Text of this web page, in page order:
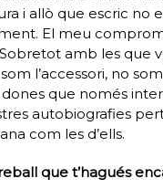
i allò que escric no
El meu
amb les que
l’accessori, no
que només
autobiografies
com les d’ells.
que t’hagués